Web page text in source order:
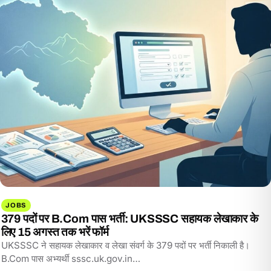
JOBS
379 पदों पर B.Com पास भर्ती: UKSSSC सहायक लेखाकार के
लिए 15 अगस्त तक भरें फॉर्म
UKSSSC ने सहायक लेखाकार व लेखा संवर्ग के 379 पदों पर भर्ती निकाली है।
B.Com पास अभ्यर्थी sssc.uk.gov.in…